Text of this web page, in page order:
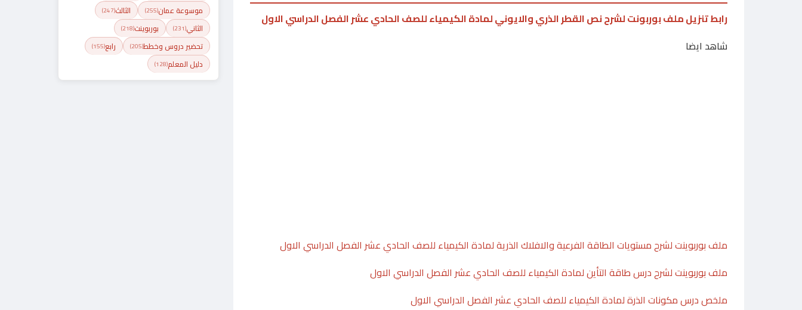
رابط تنزيل ملف بوربونت لشرح نص القطر الذري والايوني لمادة الكيمياء للصف الحادي عشر الفصل الدراسي الاول
شاهد ايضا
ملف بوربوينت لشرح مستويات الطاقة الفرعية والافلاك الذرية لمادة الكيمياء للصف الحادي عشر الفصل الدراسي الاول
ملف بوربوينت لشرح درس طاقة التأين لمادة الكيمياء للصف الحادي عشر الفصل الدراسي الاول
ملخص درس مكونات الذرة لمادة الكيمياء للصف الحادي عشر الفصل الدراسي الاول
موسوعة عمان(255) الثالث(247)
الثاني(231) بوربوينت(218)
تحضير دروس وخطط(205) رابع(155)
دليل المعلم(128)